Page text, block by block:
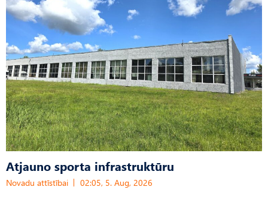
Atjauno sporta infrastruktūru
Novadu attīstībai 02:05, 5. Aug, 2026